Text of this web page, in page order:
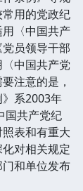
用的党政纪
〈中国共产
员领导干部
中国共产党
注意的是，
系2003年
国共产党纪
表和有重大
对相关规定
和单位发布